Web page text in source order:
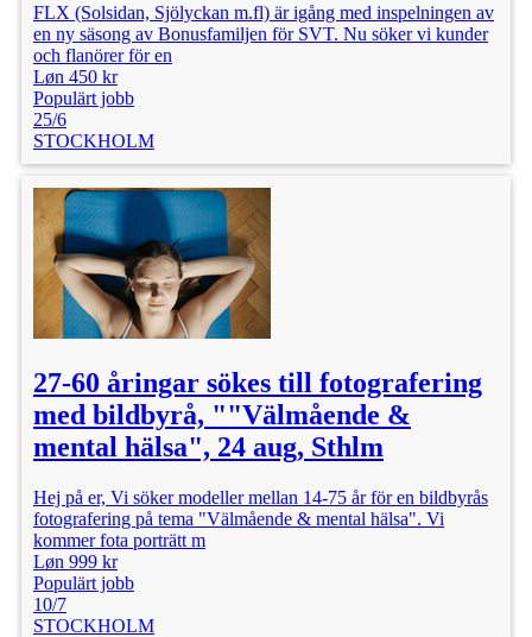
FLX (Solsidan, Sjölyckan m.fl) är igång med inspelningen av
en ny säsong av Bonusfamiljen för SVT. Nu söker vi kunder
och flanörer för en
Løn 450 kr
Populärt jobb
25/6
STOCKHOLM
27-60 åringar sökes till fotografering
med bildbyrå, ""Välmående &
mental hälsa", 24 aug, Sthlm
Hej på er, Vi söker modeller mellan 14-75 år för en bildbyrås
fotografering på tema "Välmående & mental hälsa". Vi
kommer fota porträtt m
Løn 999 kr
Populärt jobb
10/7
STOCKHOLM